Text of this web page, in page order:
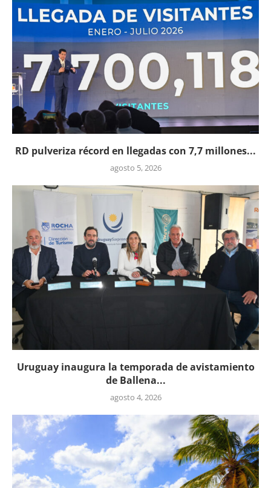
RD pulveriza récord en llegadas con 7,7 millones...
agosto 5, 2026
Uruguay inaugura la temporada de avistamiento
de Ballena...
agosto 4, 2026